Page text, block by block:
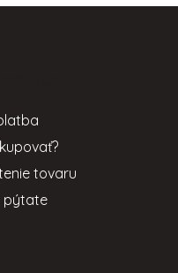
tovaru
pýtate